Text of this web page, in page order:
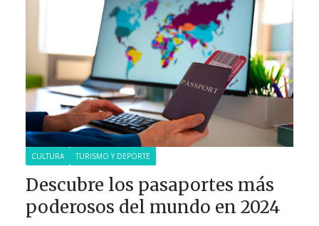
CULTURA TURISMO Y DEPORTE
Descubre los pasaportes más
poderosos del mundo en 2024